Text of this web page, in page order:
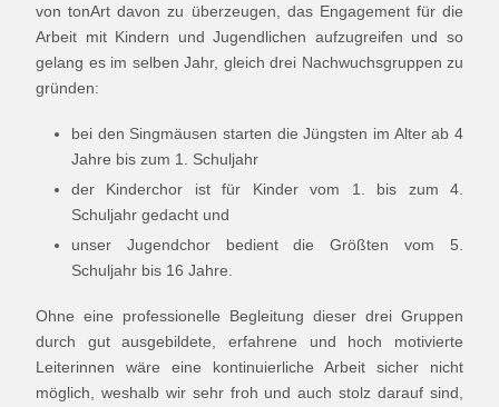
von tonArt davon zu überzeugen, das Engagement für die
Arbeit mit Kindern und Jugendlichen aufzugreifen und so
gelang es im selben Jahr, gleich drei Nachwuchsgruppen zu
gründen:
bei den Singmäusen starten die Jüngsten im Alter ab 4
Jahre bis zum 1. Schuljahr
der Kinderchor ist für Kinder vom 1. bis zum 4.
Schuljahr gedacht und
unser Jugendchor bedient die Größten vom 5.
Schuljahr bis 16 Jahre.
Ohne eine professionelle Begleitung dieser drei Gruppen
durch gut ausgebildete, erfahrene und hoch motivierte
Leiterinnen wäre eine kontinuierliche Arbeit sicher nicht
möglich, weshalb wir sehr froh und auch stolz darauf sind,